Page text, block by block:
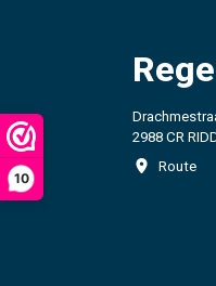
10
2988 CR
Route